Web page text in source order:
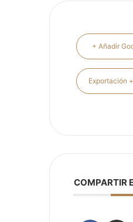
+ Añadir
Exportación
COMPARTIR